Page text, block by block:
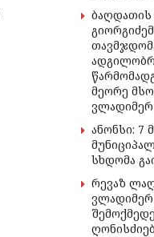
ბაღდათის
მეორე
ანონსი: 7
სხდომა
რევაზ
ვლადიმერ